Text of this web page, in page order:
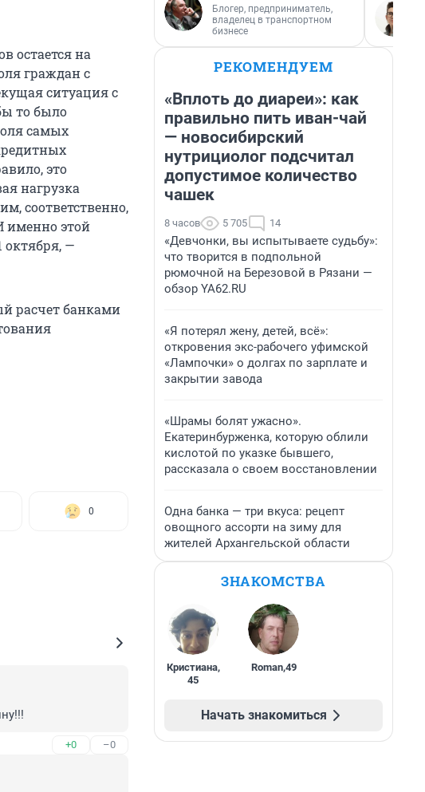
остается на
граждан с
ситуация с
то было
самых
это
нагрузка
соответственно,
именно этой
октября, —
расчет банками
0
+0 –0
Блогер, предприниматель,
владелец в транспортном
бизнесе
РЕКОМЕНДУЕМ
«Вплоть до диареи»: как
правильно пить иван-чай
— новосибирский
нутрициолог подсчитал
допустимое количество
чашек
8 часов 5 705 14
«Девчонки, вы испытываете судьбу»:
что творится в подпольной
рюмочной на Березовой в Рязани —
обзор YA62.RU
«Я потерял жену, детей, всё»:
откровения экс-рабочего уфимской
«Лампочки» о долгах по зарплате и
закрытии завода
«Шрамы болят ужасно».
Екатеринбурженка, которую облили
кислотой по указке бывшего,
рассказала о своем восстановлении
Одна банка — три вкуса: рецепт
овощного ассорти на зиму для
жителей Архангельской области
ЗНАКОМСТВА
Кристиана,
45
Roman,49
Начать знакомиться